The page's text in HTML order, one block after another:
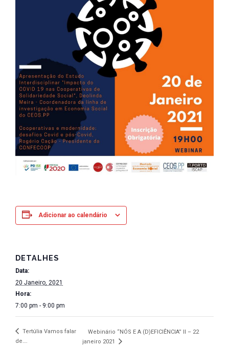
Adicionar ao calendário
DETALHES
Data:
20 Janeiro, 2021
Hora:
7:00 pm - 9:00 pm
Tertúlia Vamos falar
de….
Webinário “NÓS E A (D)EFICIÊNCIA” II – 22
janeiro 2021